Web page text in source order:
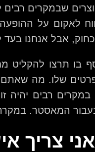
שבמקרים
לאקום על
כחוק, אבל אנחנו
בו תרצו להקליט
שלו. מה שאתם
רבים יהיה
המאסטר.
צריך